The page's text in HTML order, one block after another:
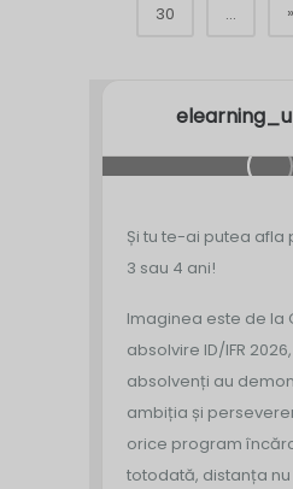
30 ... »
Și tu te-ai putea afla
3 sau 4 ani!
Imaginea este de la
absolvire ID/IFR
absolvenți au
ambiția și
orice program
totodată, distanța nu